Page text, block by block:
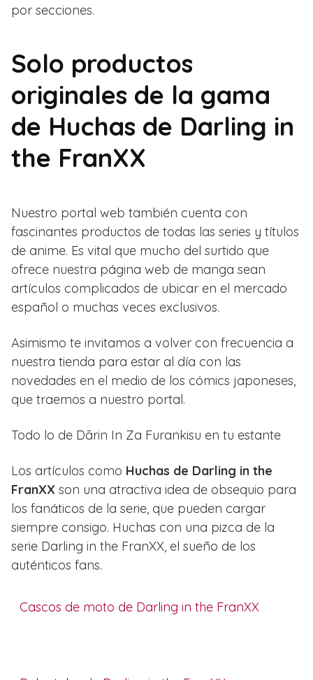
por secciones.
Solo productos
originales de la gama
de Huchas de Darling in
the FranXX
Nuestro portal web también cuenta con
fascinantes productos de todas las series y títulos
de anime. Es vital que mucho del surtido que
ofrece nuestra página web de manga sean
artículos complicados de ubicar en el mercado
español o muchas veces exclusivos.
Asimismo te invitamos a volver con frecuencia a
nuestra tienda para estar al día con las
novedades en el medio de los cómics japoneses,
que traemos a nuestro portal.
Todo lo de Dārin In Za Furankisu en tu estante
Los artículos como Huchas de Darling in the
FranXX son una atractiva idea de obsequio para
los fanáticos de la serie, que pueden cargar
siempre consigo. Huchas con una pizca de la
serie Darling in the FranXX, el sueño de los
auténticos fans.
Cascos de moto de Darling in the FranXX